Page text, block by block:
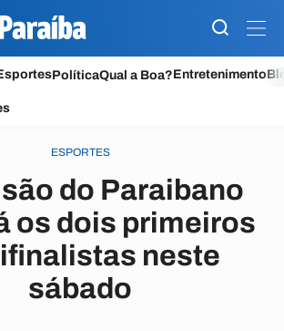
PolíticaQual a Boa?Entretenimento
ESPORTES
do Paraibano
os dois primeiros
neste
sábado